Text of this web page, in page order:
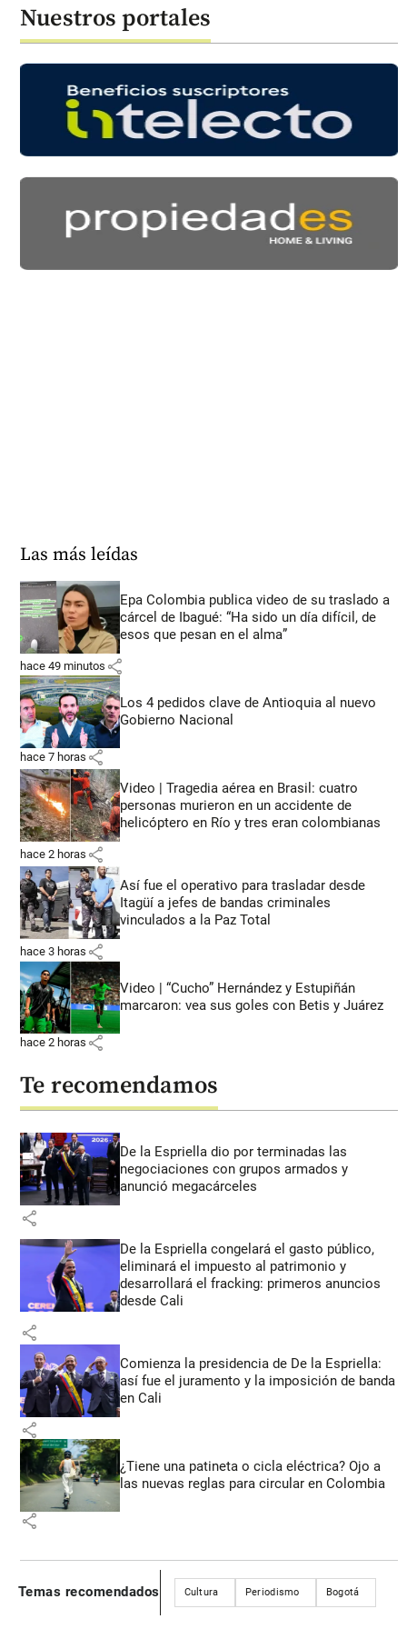
Nuestros portales
Las más leídas
Epa Colombia publica video de su traslado a
cárcel de Ibagué: “Ha sido un día difícil, de
esos que pesan en el alma”
hace 49 minutos share
Los 4 pedidos clave de Antioquia al nuevo
Gobierno Nacional
hace 7 horas share
Video | Tragedia aérea en Brasil: cuatro
personas murieron en un accidente de
helicóptero en Río y tres eran colombianas
hace 2 horas share
Así fue el operativo para trasladar desde
Itagüí a jefes de bandas criminales
vinculados a la Paz Total
hace 3 horas share
Video | “Cucho” Hernández y Estupiñán
marcaron: vea sus goles con Betis y Juárez
hace 2 horas share
Te recomendamos
De la Espriella dio por terminadas las
negociaciones con grupos armados y
anunció megacárceles
share
De la Espriella congelará el gasto público,
eliminará el impuesto al patrimonio y
desarrollará el fracking: primeros anuncios
desde Cali
share
Comienza la presidencia de De la Espriella:
así fue el juramento y la imposición de banda
en Cali
share
¿Tiene una patineta o cicla eléctrica? Ojo a
las nuevas reglas para circular en Colombia
share
Temas recomendados Cultura Periodismo Bogotá